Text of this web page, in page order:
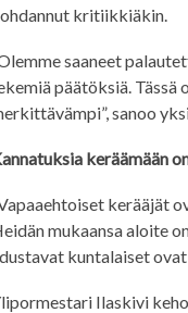
kritiikkiäkin.
saaneet
päätöksiä. Tässä
sanoo
keräämään
kerääjät
mukaansa aloite
kuntalaiset
Ilaskivi